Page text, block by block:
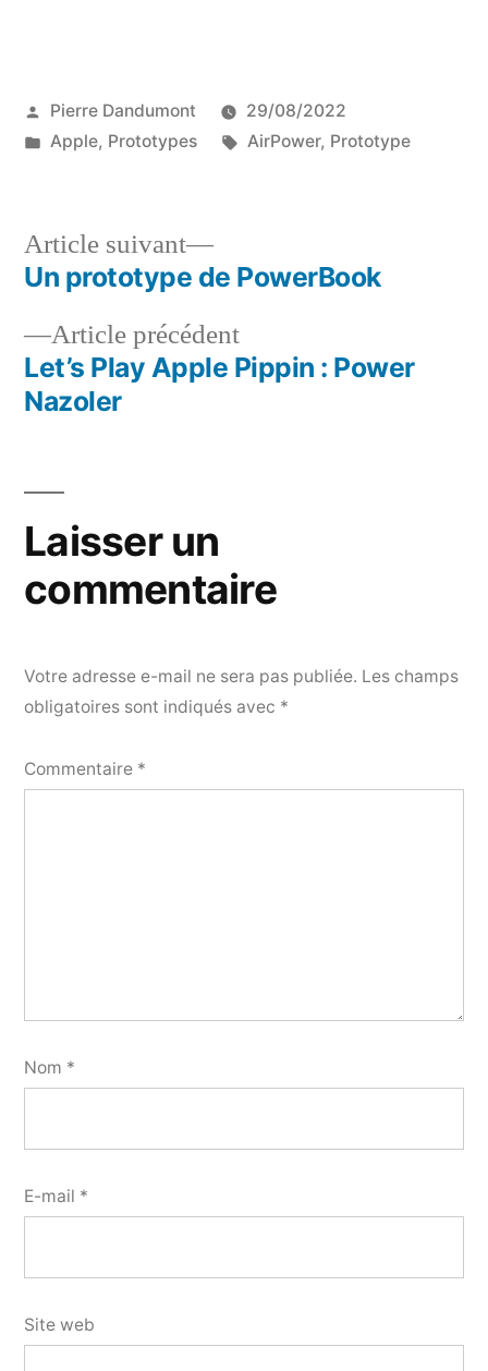
Publié
par
Pierre Dandumont
29/08/2022
Publié
Apple, Prototypes Étiquettes :
AirPower, Prototype
Navigation
de
l’article
Article précédentArticle
précédent :
Let’s Play Apple Pippin : Power
Nazoler
Article suivant
Article
suivant :
Un prototype de PowerBook
Laisser un
commentaire
Votre adresse e-mail ne sera pas publiée. Les champs
obligatoires sont indiqués avec *
Commentaire *
Nom *
E-mail *
Site web